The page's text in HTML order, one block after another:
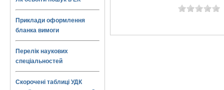
Приклади оформлення
бланка вимоги
Перелік наукових
спеціальностей
Скорочені таблиці УДК